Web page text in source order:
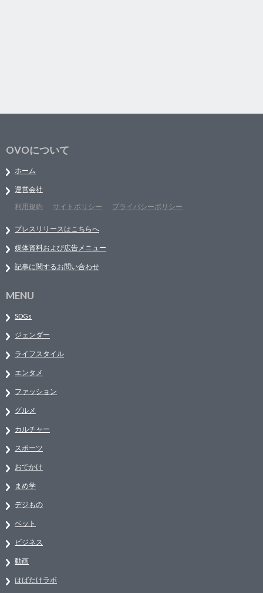
OVOについて
ホーム
運営会社
利用規約
サイトポリシー プライバシーポリシー
プレスリリースはこちらへ
媒体資料および広告メニュー
記事に関するお問い合わせ
MENU
SDGs
ジェンダー
ライフスタイル
エンタメ
ファッション
グルメ
カルチャー
スポーツ
おでかけ
まめ学
デジもの
ペット
ビジネス
動画
はばたけラボ